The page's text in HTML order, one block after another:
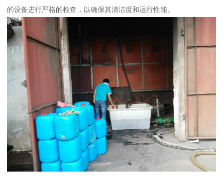
的设备进行严格的检查，以确保其清洁度和运行性能。